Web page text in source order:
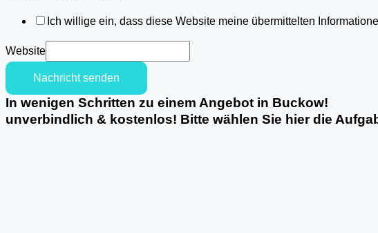
Ich willige ein, dass diese Website meine übermittelten
Website
Nachricht senden
In wenigen Schritten zu einem Angebot in Buckow!
unverbindlich & kostenlos! Bitte wählen Sie hier die